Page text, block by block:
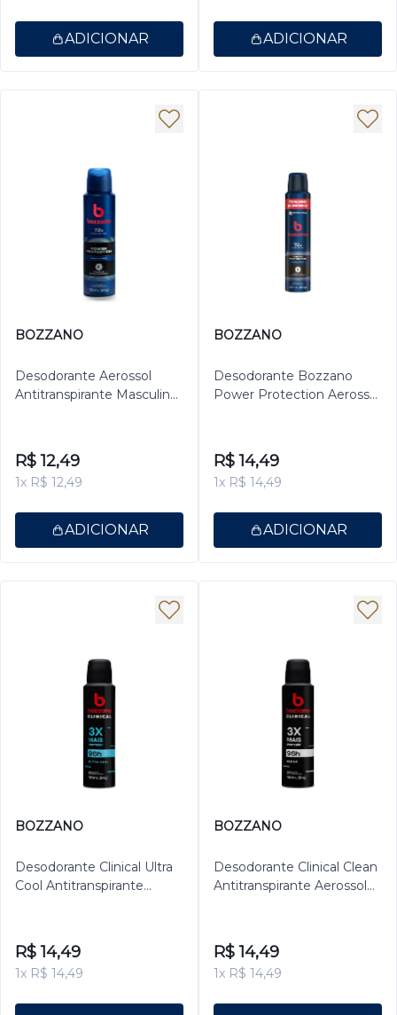
ADICIONAR ADICIONAR
BOZZANO
Desodorante Aerossol
Antitranspirante Masculino
R$ 12,49
1x R$ 12,49
ADICIONAR
BOZZANO
Desodorante Bozzano
Power Protection Aerossol
R$ 14,49
1x R$ 14,49
ADICIONAR
BOZZANO
Desodorante Clinical Ultra
Cool Antitranspirante
R$ 14,49
1x R$ 14,49
BOZZANO
Desodorante Clinical Clean
Antitranspirante Aerossol
R$ 14,49
1x R$ 14,49